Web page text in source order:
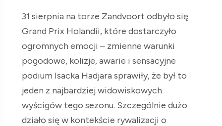
31 sierpnia na torze Zandvoort odbyło się
Grand Prix Holandii, które dostarczyło
ogromnych emocji – zmienne warunki
pogodowe, kolizje, awarie i sensacyjne
podium Isacka Hadjara sprawiły, że był to
jeden z najbardziej widowiskowych
wyścigów tego sezonu. Szczególnie dużo
działo się w kontekście rywalizacji o